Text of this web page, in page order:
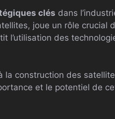
clés dans
joue un rôle crucial
l’utilisation des
la construction des
et le potentiel de